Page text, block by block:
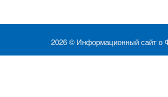
2026 © Информационный сайт о